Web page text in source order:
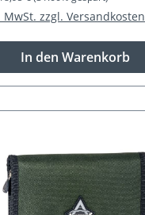
MwSt. zzgl. Versandkosten
In den Warenkorb